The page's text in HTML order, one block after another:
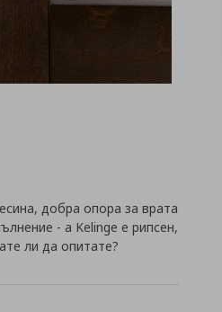
добра опора за врата
- а Kelinge е рипсен,
ли да опитате?